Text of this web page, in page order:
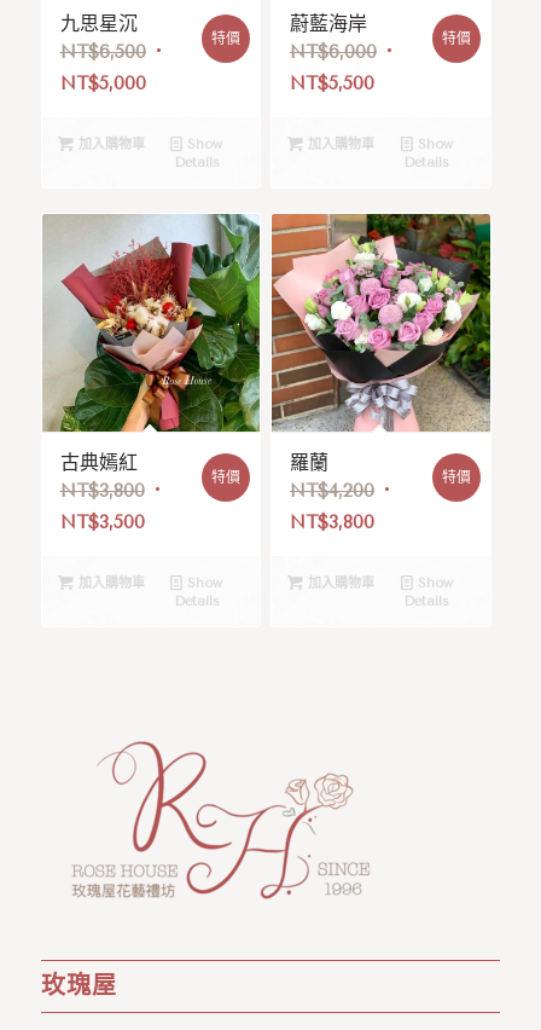
九思星沉
NT$6,500
NT$5,000
特價
加入購物車
Show
Details
蔚藍海岸
NT$6,000
NT$5,500
特價
加入購物車
Show
Details
古典嫣紅
NT$3,800
NT$3,500
特價
加入購物車
Show
Details
羅蘭
NT$4,200
NT$3,800
特價
加入購物車
Show
Details
玫瑰屋